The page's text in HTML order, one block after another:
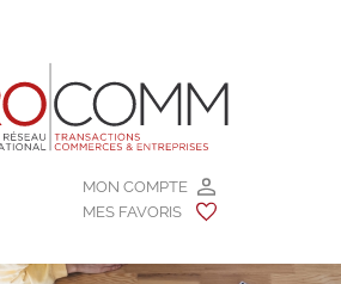
MON COMPTE
MES FAVORIS